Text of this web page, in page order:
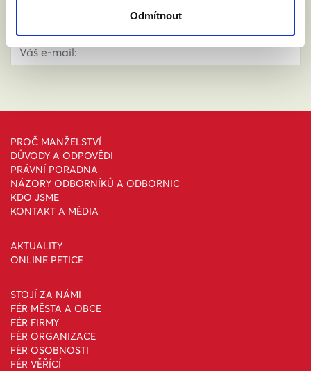
Odmítnout
PROČ MANŽELSTVÍ
DŮVODY A ODPOVĚDI
PRÁVNÍ PORADNA
NÁZORY ODBORNÍKŮ A ODBORNIC
KDO JSME
KONTAKT A MÉDIA
AKTUALITY
ONLINE PETICE
STOJÍ ZA NÁMI
FÉR MĚSTA A OBCE
FÉR FIRMY
FÉR ORGANIZACE
FÉR OSOBNOSTI
FÉR VĚŘÍCÍ